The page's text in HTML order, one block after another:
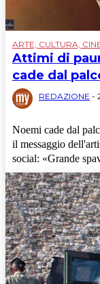
ARTE, CULTURA,
Attimi di
cade dal
REDAZIONE -
Noemi cade dal
il messaggio
social: «Grande